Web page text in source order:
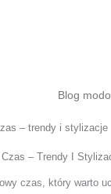
Blog
– Trendy I
czas, który warto